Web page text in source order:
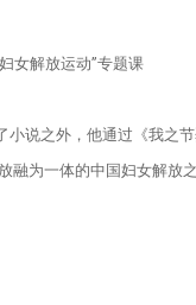
女解放运动”专题课
说之外，他通过《我之
为一体的中国妇女解放